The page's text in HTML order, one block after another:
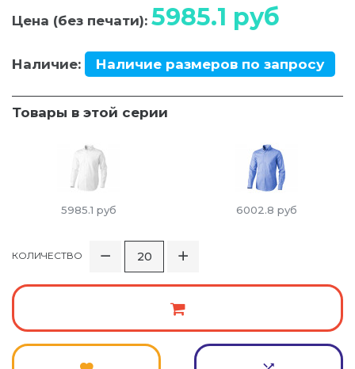
Цена (без печати): 5985.1 руб
Наличие: Наличие размеров по запросу
Товары в этой серии
5985.1 руб 6002.8 руб
КОЛИЧЕСТВО